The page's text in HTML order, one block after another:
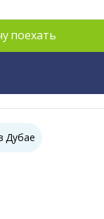
поехать
Дубае